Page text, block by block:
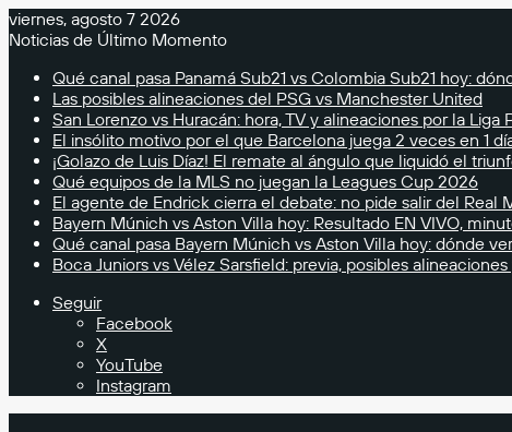
viernes, agosto 7 2026
Noticias de Último Momento
Qué canal pasa Panamá Sub21 vs Colombia Sub21 hoy:
Las posibles alineaciones del PSG vs Manchester United
San Lorenzo vs Huracán: hora, TV y alineaciones por la Liga
El insólito motivo por el que Barcelona juega 2 veces en 1
¡Golazo de Luis Díaz! El remate al ángulo que liquidó el
Qué equipos de la MLS no juegan la Leagues Cup 2026
El agente de Endrick cierra el debate: no pide salir del Real
Bayern Múnich vs Aston Villa hoy: Resultado EN VIVO,
Qué canal pasa Bayern Múnich vs Aston Villa hoy: dónde
Boca Juniors vs Vélez Sarsfield: previa, posibles
Seguir
Facebook
X
YouTube
Instagram